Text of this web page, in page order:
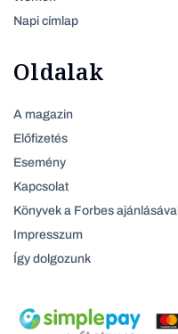
Napi címlap
Oldalak
A magazin
Előfizetés
Esemény
Kapcsolat
Könyvek a Forbes ajánlásával
Impresszum
Így dolgozunk